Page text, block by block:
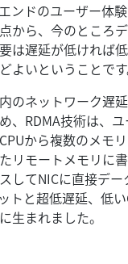
ンドのユーザー体
から、今のところ
は遅延が低ければ
よいということです
のネットワーク遅
、RDMA技術は、
から複数のメモ
リモートメモリに
してNICに直接デー
トと超低遅延、低
生まれました。